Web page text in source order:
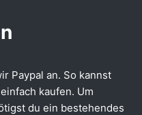
Paypal an. So kannst
kaufen. Um
du ein bestehendes